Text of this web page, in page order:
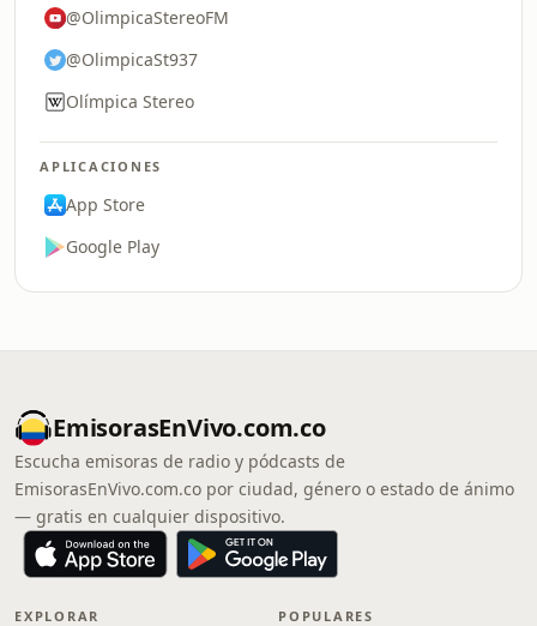
@OlimpicaStereoFM
@OlimpicaSt937
Olímpica Stereo
APLICACIONES
App Store
Google Play
EmisorasEnVivo.com.co
Escucha emisoras de radio y pódcasts de
EmisorasEnVivo.com.co por ciudad, género o estado de ánimo
— gratis en cualquier dispositivo.
EXPLORAR POPULARES